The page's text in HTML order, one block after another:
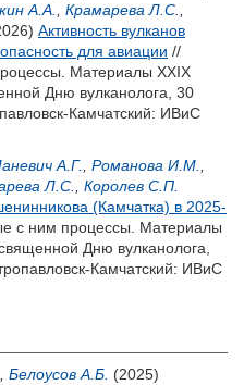
А.А. Крамарева Л.С.
Активность вулканов
для авиации //
Материалы XXIX
Дню вулканолога, 30
Камчатский: ИВиС
А.Г. Романова И.М.
Л.С.
Королев С.П.
(Камчатка) в 2025-
с ним процессы. Материалы
Дню вулканолога,
Камчатский: ИВиС
Белоусов А.Б. (2025)